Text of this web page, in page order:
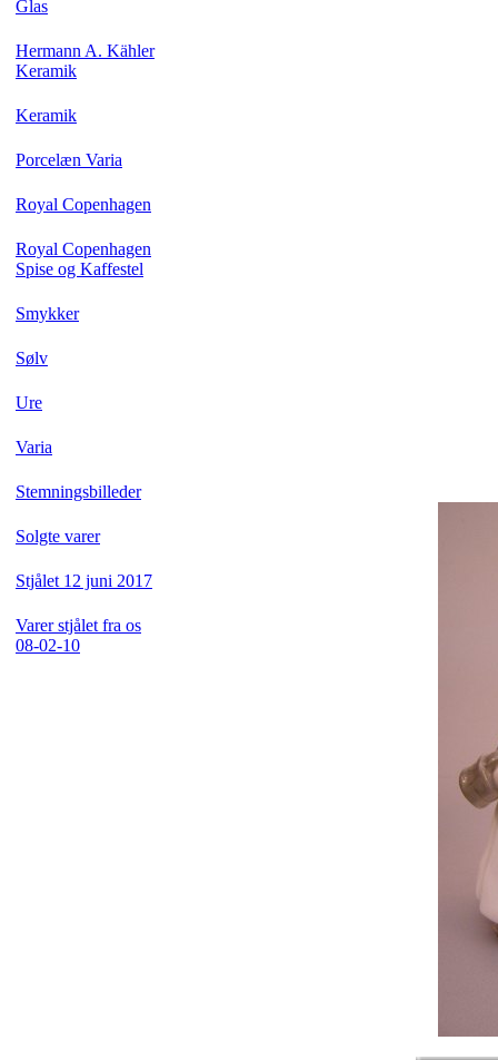
Glas
Hermann A. Kähler
Keramik
Keramik
Porcelæn Varia
Royal Copenhagen
Royal Copenhagen
Spise og Kaffestel
Smykker
Sølv
Ure
Varia
Stemningsbilleder
Solgte varer
Stjålet 12 juni 2017
Varer stjålet fra os
08-02-10